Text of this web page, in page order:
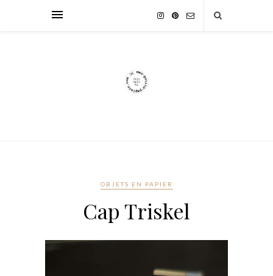
OBJETS EN PAPIER
Cap Triskel